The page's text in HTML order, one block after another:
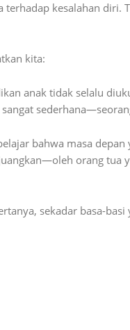
terhadap kesalahan
kita:
anak tidak selalu
bahwa masa
orang tua
sekadar basa-basi